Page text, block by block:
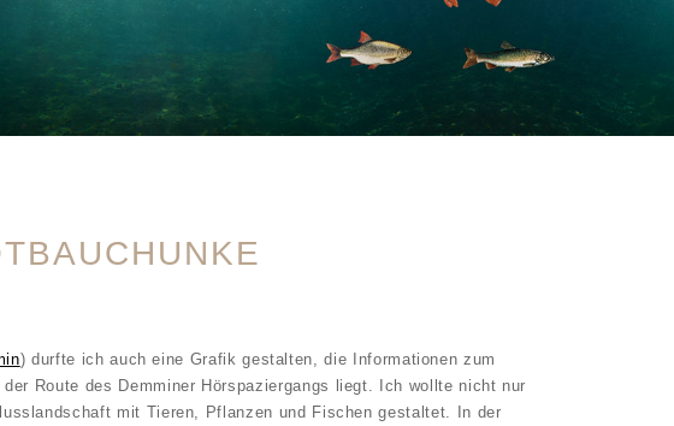
) durfte ich auch eine Grafik gestalten, die Informationen zum
Route des Demminer Hörspaziergangs liegt. Ich wollte nicht nur
mit Tieren, Pflanzen und Fischen gestaltet. In der